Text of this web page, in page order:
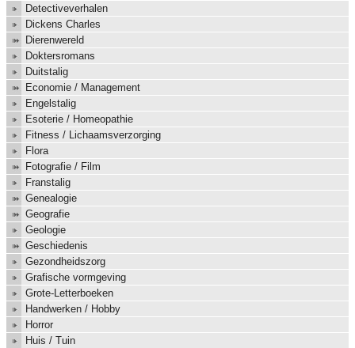
Detectiveverhalen
Dickens Charles
Dierenwereld
Doktersromans
Duitstalig
Economie / Management
Engelstalig
Esoterie / Homeopathie
Fitness / Lichaamsverzorging
Flora
Fotografie / Film
Franstalig
Genealogie
Geografie
Geologie
Geschiedenis
Gezondheidszorg
Grafische vormgeving
Grote-Letterboeken
Handwerken / Hobby
Horror
Huis / Tuin